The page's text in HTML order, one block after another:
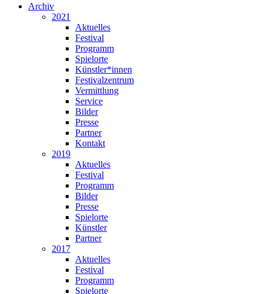
Archiv
2021
Aktuelles
Festival
Programm
Spielorte
Künstler*innen
Festivalzentrum
Vermittlung
Service
Bilder
Presse
Partner
Kontakt
2019
Aktuelles
Festival
Programm
Bilder
Presse
Spielorte
Künstler
Partner
2017
Aktuelles
Festival
Programm
Spielorte